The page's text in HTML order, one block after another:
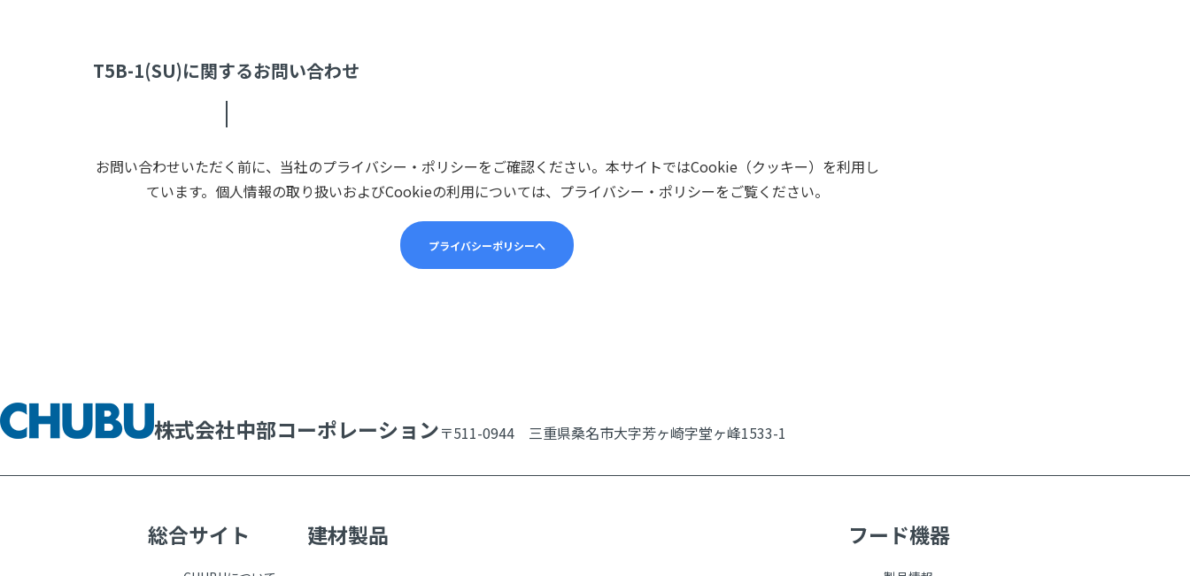
T5B-1(SU)に関するお問い合わせ
お問い合わせいただく前に、当社のプライバシー・ポリシーをご確認ください。本サイトではCookie（クッキー）を利用し
ています。個人情報の取り扱いおよびCookieの利用については、プライバシー・ポリシーをご覧ください。
プライバシーポリシーへ
株式会社中部コーポレーション〒511-0944 三重県桑名市大字芳ヶ崎字堂ヶ峰1533-1
総合サイト 建材製品 フード機器